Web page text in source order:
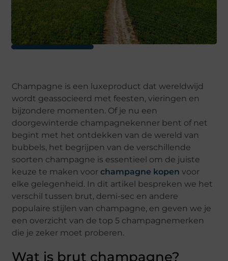
Champagne is een luxeproduct dat wereldwijd
wordt geassocieerd met feesten, vieringen en
bijzondere momenten. Of je nu een
doorgewinterde champagnekenner bent of net
begint met het ontdekken van de wereld van
bubbels, het begrijpen van de verschillende
soorten champagne is essentieel om de juiste
keuze te maken voorchampagne kopen voor
elke gelegenheid. In dit artikel bespreken we het
verschil tussen brut, demi-sec en andere
populaire stijlen van champagne, en geven we je
een overzicht van de top 5 champagnemerken
die je zeker moet proberen.
Wat is brut champagne?